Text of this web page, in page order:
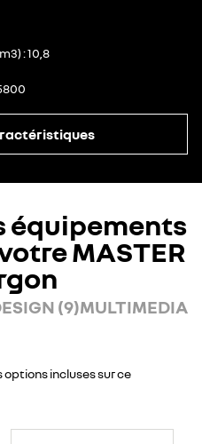
10,8
équipements
MASTER
(9)MULTIMEDIA
incluses sur ce